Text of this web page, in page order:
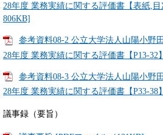
28年度 業務実績に関する評価書【表紙,
806KB]
参考資料08-2 公立大学法人山陽小野
28年度 業務実績に関する評価書【P13-32
参考資料08-3 公立大学法人山陽小野
28年度 業務実績に関する評価書【P33-38
議事録（要旨）